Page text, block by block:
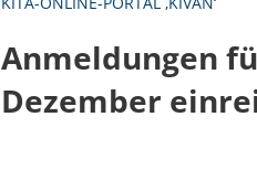
Anmeldungen
Dezember